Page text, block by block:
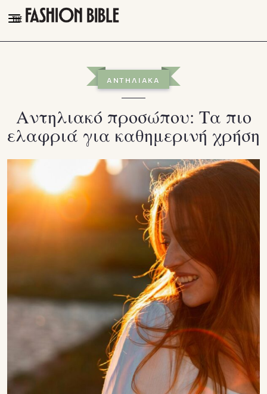
THE FASHION BIBLE
TALK OF THE TOWN
PLEASURES
VIDEOS
FOLLOW
Facebook
Instagram
ΑΝΤΗΛΙΑΚΑ
Αντηλιακό προσώπου: Τα πιο
ελαφριά για καθημερινή χρήση